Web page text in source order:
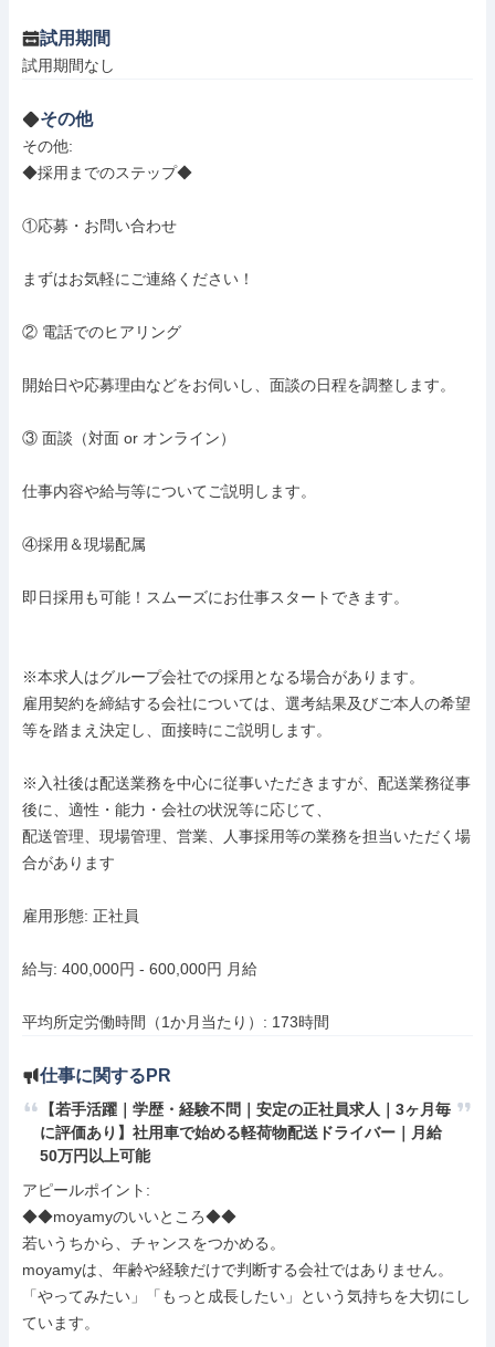
試用期間
試用期間なし
その他
その他:
◆採用までのステップ◆
①応募・お問い合わせ
まずはお気軽にご連絡ください！
② 電話でのヒアリング
開始日や応募理由などをお伺いし、面談の日程を調整します。
③ 面談（対面 or オンライン）
仕事内容や給与等についてご説明します。
④採用＆現場配属
即日採用も可能！スムーズにお仕事スタートできます。
※本求人はグループ会社での採用となる場合があります。
雇用契約を締結する会社については、選考結果及びご本人の希望
等を踏まえ決定し、面接時にご説明します。
※入社後は配送業務を中心に従事いただきますが、配送業務従事
後に、適性・能力・会社の状況等に応じて、
配送管理、現場管理、営業、人事採用等の業務を担当いただく場
合があります
雇用形態: 正社員
給与: 400,000円 - 600,000円 月給
平均所定労働時間（1か月当たり）: 173時間
仕事に関するPR
【若手活躍｜学歴・経験不問｜安定の正社員求人｜3ヶ月毎
に評価あり】社用車で始める軽荷物配送ドライバー｜月給
50万円以上可能
アピールポイント:
◆◆moyamyのいいところ◆◆
若いうちから、チャンスをつかめる。
moyamyは、年齢や経験だけで判断する会社ではありません。
「やってみたい」「もっと成長したい」という気持ちを大切にし
ています。